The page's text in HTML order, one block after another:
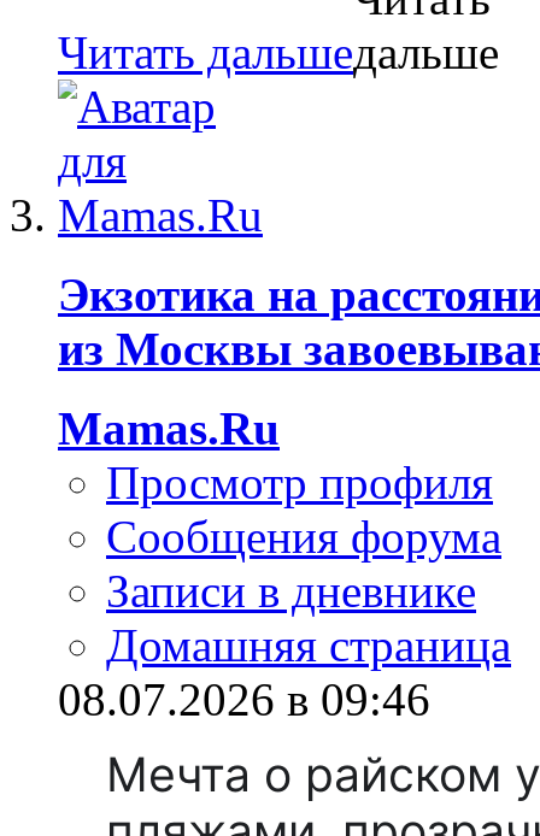
Читать дальше
Экзотика на
из Москвы
Mamas.Ru
Просмотр профиля
Сообщения форума
Записи в дневнике
Домашняя страница
08.07.2026 в 09:46
Мечта о райском